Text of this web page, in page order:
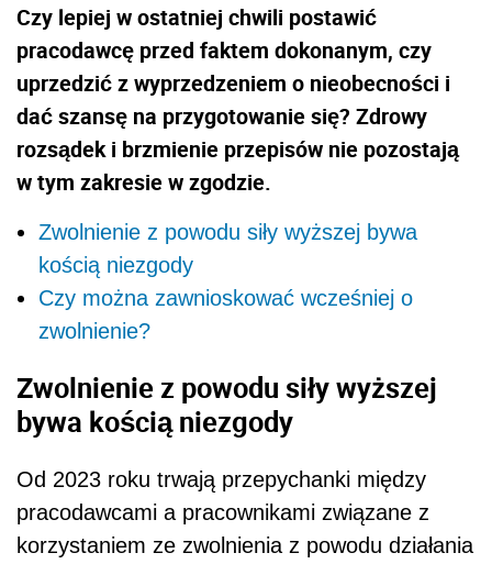
Czy lepiej w ostatniej chwili postawić
pracodawcę przed faktem dokonanym, czy
uprzedzić z wyprzedzeniem o nieobecności i
dać szansę na przygotowanie się? Zdrowy
rozsądek i brzmienie przepisów nie pozostają
w tym zakresie w zgodzie.
Zwolnienie z powodu siły wyższej bywa
kością niezgody
Czy można zawnioskować wcześniej o
zwolnienie?
Zwolnienie z powodu siły wyższej
bywa kością niezgody
Od 2023 roku trwają przepychanki między
pracodawcami a pracownikami związane z
korzystaniem ze zwolnienia z powodu działania